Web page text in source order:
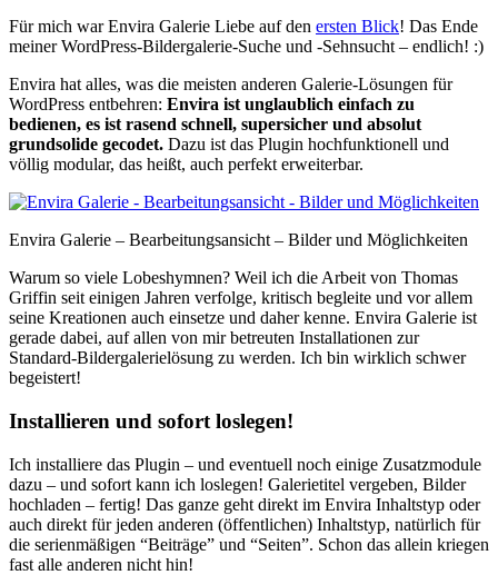
Für mich war Envira Galerie Liebe auf den ersten Blick! Das Ende
meiner WordPress-Bildergalerie-Suche und -Sehnsucht – endlich! :)
Envira hat alles, was die meisten anderen Galerie-Lösungen für
WordPress entbehren: Envira ist unglaublich einfach zu
bedienen, es ist rasend schnell, supersicher und absolut
grundsolide gecodet. Dazu ist das Plugin hochfunktionell und
völlig modular, das heißt, auch perfekt erweiterbar.
Envira Galerie – Bearbeitungsansicht – Bilder und Möglichkeiten
Warum so viele Lobeshymnen? Weil ich die Arbeit von Thomas
Griffin seit einigen Jahren verfolge, kritisch begleite und vor allem
seine Kreationen auch einsetze und daher kenne. Envira Galerie ist
gerade dabei, auf allen von mir betreuten Installationen zur
Standard-Bildergalerielösung zu werden. Ich bin wirklich schwer
begeistert!
Installieren und sofort loslegen!
Ich installiere das Plugin – und eventuell noch einige Zusatzmodule
dazu – und sofort kann ich loslegen! Galerietitel vergeben, Bilder
hochladen – fertig! Das ganze geht direkt im Envira Inhaltstyp oder
auch direkt für jeden anderen (öffentlichen) Inhaltstyp, natürlich für
die serienmäßigen “Beiträge” und “Seiten”. Schon das allein kriegen
fast alle anderen nicht hin!